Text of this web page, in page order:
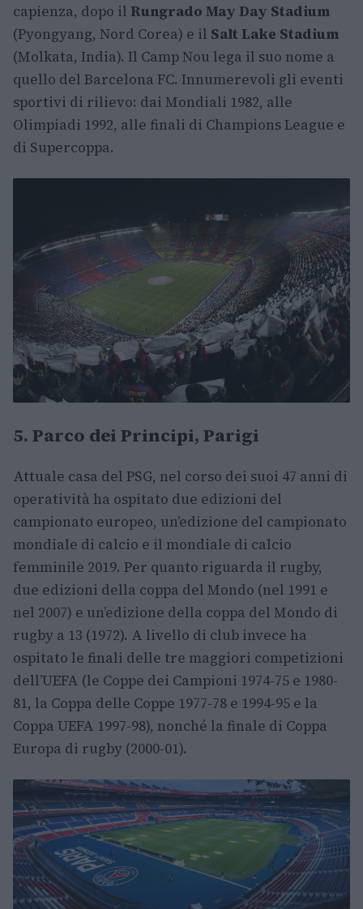
capienza, dopo il Rungrado May Day Stadium
(Pyongyang, Nord Corea) e il Salt Lake Stadium
(Molkata, India). Il Camp Nou lega il suo nome a
quello del Barcelona FC. Innumerevoli gli eventi
sportivi di rilievo: dai Mondiali 1982, alle
Olimpiadi 1992, alle finali di Champions League e
di Supercoppa.
5. Parco dei Principi, Parigi
Attuale casa del PSG, nel corso dei suoi 47 anni di
operatività ha ospitato due edizioni del
campionato europeo, un’edizione del campionato
mondiale di calcio e il mondiale di calcio
femminile 2019. Per quanto riguarda il rugby,
due edizioni della coppa del Mondo (nel 1991 e
nel 2007) e un’edizione della coppa del Mondo di
rugby a 13 (1972). A livello di club invece ha
ospitato le finali delle tre maggiori competizioni
dell’UEFA (le Coppe dei Campioni 1974-75 e 1980-
81, la Coppa delle Coppe 1977-78 e 1994-95 e la
Coppa UEFA 1997-98), nonché la finale di Coppa
Europa di rugby (2000-01).